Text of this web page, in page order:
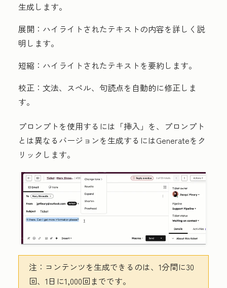
生成します。
展開： ハイライトされたテキストの内容を詳しく説
明します。
短縮： ハイライトされたテキストを要約します。
校正： 文法、スペル、句読点を自動的に修正しま
す。
プロンプトを使用するには 「挿入」 を、プロンプト
とは異なるバージョンを生成するにはGenerateをク
リックします。
注： コンテンツを生成できるのは、1分間に30
回、1日に1,000回までです。